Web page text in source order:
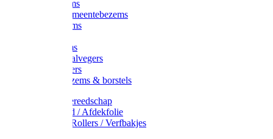
Straatbezems
Stads- / Gemeentebezems
Terrasbezems
Gootbezems
Kamer-/Zaalvegers
Vloertrekkers
Onkruidbezems & borstels
Schildersgereedschap
Afplakband / Afdekfolie
Kwasten / Rollers / Verfbakjes